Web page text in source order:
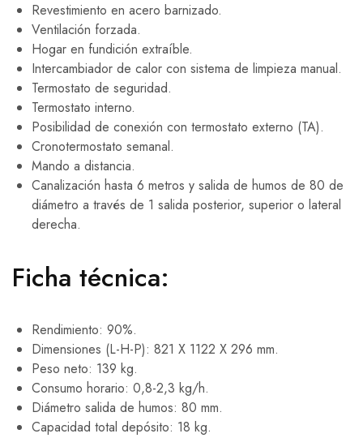
Revestimiento en acero barnizado.
Ventilación forzada.
Hogar en fundición extraíble.
Intercambiador de calor con sistema de limpieza manual.
Termostato de seguridad.
Termostato interno.
Posibilidad de conexión con termostato externo (TA).
Cronotermostato semanal.
Mando a distancia.
Canalización hasta 6 metros y salida de humos de 80 de
diámetro a través de 1 salida posterior, superior o lateral
derecha.
Ficha técnica:
Rendimiento: 90%.
Dimensiones (L-H-P): 821 X 1122 X 296 mm.
Peso neto: 139 kg.
Consumo horario: 0,8-2,3 kg/h.
Diámetro salida de humos: 80 mm.
Capacidad total depósito: 18 kg.